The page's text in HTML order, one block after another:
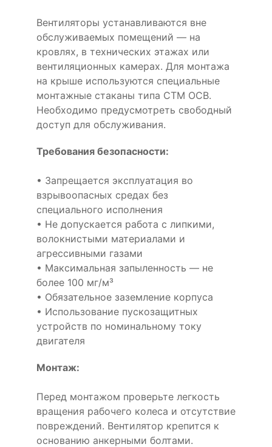
Вентиляторы устанавливаются вне
обслуживаемых помещений — на
кровлях, в технических этажах или
вентиляционных камерах. Для монтажа
на крыше используются специальные
монтажные стаканы типа СТМ ОСВ.
Необходимо предусмотреть свободный
доступ для обслуживания.
Требования безопасности:
• Запрещается эксплуатация во
взрывоопасных средах без
специального исполнения
• Не допускается работа с липкими,
волокнистыми материалами и
агрессивными газами
• Максимальная запыленность — не
более 100 мг/м³
• Обязательное заземление корпуса
• Использование пускозащитных
устройств по номинальному току
двигателя
Монтаж:
Перед монтажом проверьте легкость
вращения рабочего колеса и отсутствие
повреждений. Вентилятор крепится к
основанию анкерными болтами.